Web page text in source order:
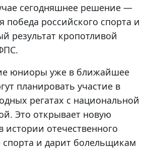
сегодняшнее решение —
победа российского спорта и
результат кропотливой
юниоры уже в ближайшее
планировать участие в
регатах с национальной
Это открывает новую
истории отечественного
спорта и дарит болельщикам